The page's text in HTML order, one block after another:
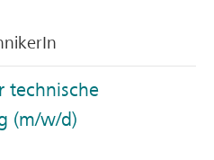
technische
(m/w/d)